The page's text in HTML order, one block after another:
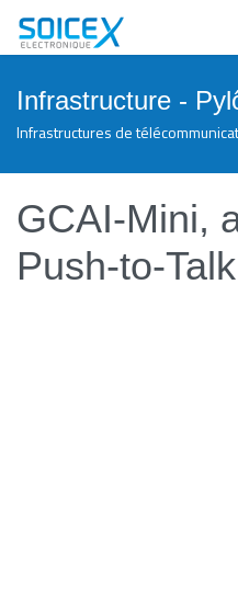
Infrastructure -
Infrastructures de
GCAI-Mini,
Push-to-